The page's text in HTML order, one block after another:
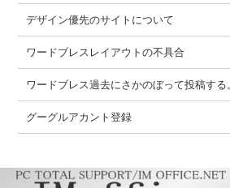
デザイン優先のサイトについて
ワードブレスレイアウトの不具合
ワードブレス過去にさかのぼって投稿する
グーグルアカント登録